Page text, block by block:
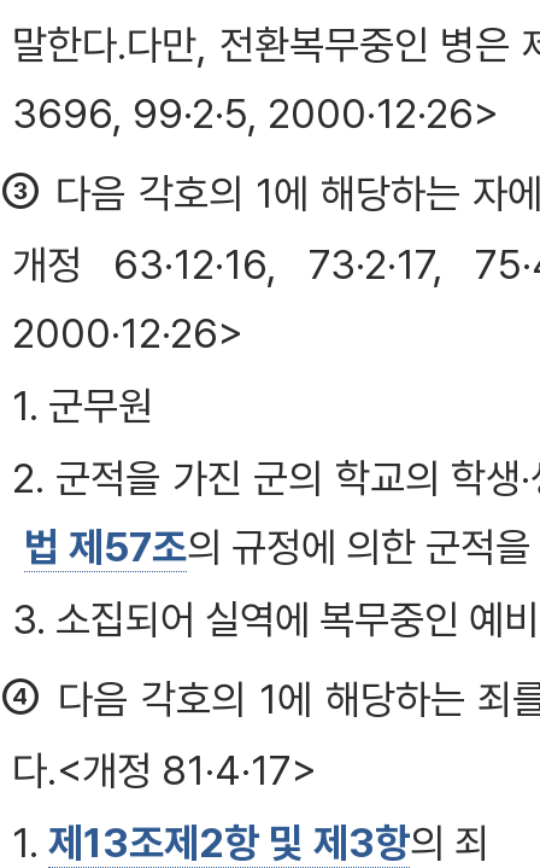
말한다.다만, 전환복무중인 병은
3696, 99·2·5, 2000·12·26>
③ 다음 각호의 1에 해당하는 자
개정 63·12·16, 73·2·17,
2000·12·26>
1. 군무원
2. 군적을 가진 군의 학교의 학생
법 제57조의 규정에 의한 군적
3. 소집되어 실역에 복무중인 예
④ 다음 각호의 1에 해당하는 죄
다.<개정 81·4·17>
1. 제13조제2항 및 제3항의 죄